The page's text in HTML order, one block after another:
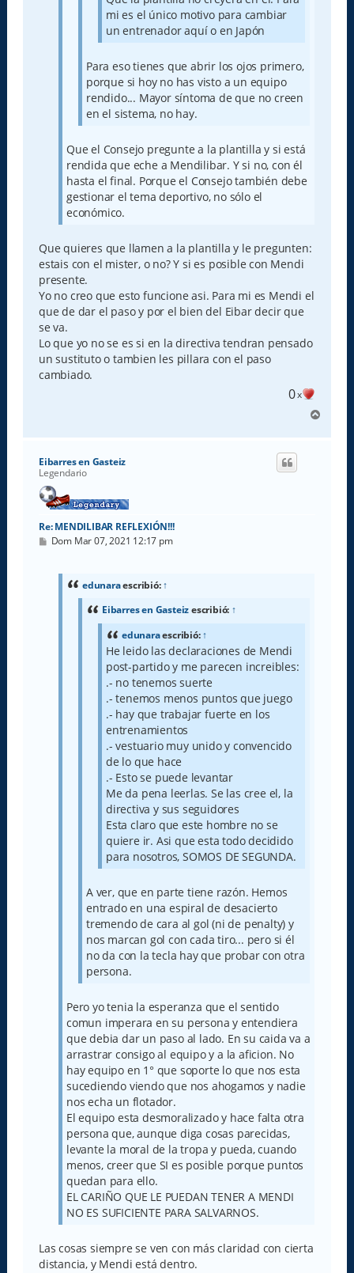
mi es el único motivo para cambiar
un entrenador aquí o en Japón
Para eso tienes que abrir los ojos primero,
porque si hoy no has visto a un equipo
rendido... Mayor síntoma de que no creen
en el sistema, no hay.
Que el Consejo pregunte a la plantilla y si está
rendida que eche a Mendilibar. Y si no, con él
hasta el final. Porque el Consejo también debe
gestionar el tema deportivo, no sólo el
económico.
Que quieres que llamen a la plantilla y le pregunten:
estais con el mister, o no? Y si es posible con Mendi
presente.
Yo no creo que esto funcione asi. Para mi es Mendi el
que de dar el paso y por el bien del Eibar decir que
se va.
Lo que yo no se es si en la directiva tendran pensado
un sustituto o tambien les pillara con el paso
cambiado.
0x
r
Eibarres en Gasteiz
Legendario
Re: MENDILIBAR REFLEXIÓN!!!
M
Dom Mar 07, 2021 12:17 pm
edunaraescribió:↑
Eibarres en Gasteizescribió: ↑
edunaraescribió:↑
He leido las declaraciones de Mendi
post-partido y me parecen increibles:
.- no tenemos suerte
.- tenemos menos puntos que juego
.- hay que trabajar fuerte en los
entrenamientos
.- vestuario muy unido y convencido
de lo que hace
.- Esto se puede levantar
Me da pena leerlas. Se las cree el, la
directiva y sus seguidores
Esta claro que este hombre no se
quiere ir. Asi que esta todo decidido
para nosotros, SOMOS DE SEGUNDA.
A ver, que en parte tiene razón. Hemos
entrado en una espiral de desacierto
tremendo de cara al gol (ni de penalty) y
nos marcan gol con cada tiro... pero si él
no da con la tecla hay que probar con otra
persona.
Pero yo tenia la esperanza que el sentido
comun imperara en su persona y entendiera
que debia dar un paso al lado. En su caida va a
arrastrar consigo al equipo y a la aficion. No
hay equipo en 1° que soporte lo que nos esta
sucediendo viendo que nos ahogamos y nadie
nos echa un flotador.
El equipo esta desmoralizado y hace falta otra
persona que, aunque diga cosas parecidas,
levante la moral de la tropa y pueda, cuando
menos, creer que SI es posible porque puntos
quedan para ello.
EL CARIÑO QUE LE PUEDAN TENER A MENDI
NO ES SUFICIENTE PARA SALVARNOS.
Las cosas siempre se ven con más claridad con cierta
distancia, y Mendi está dentro.